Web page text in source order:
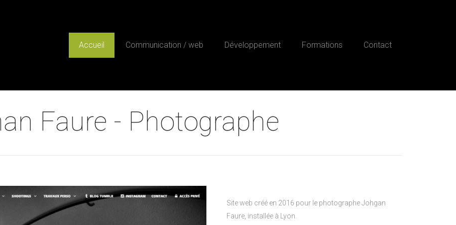
Accueil Communication / web Développement Formations Contact
Faure - Photographe
Site web créé en 2016 pour le photographe Johgan
Faure, installée à Lyon.